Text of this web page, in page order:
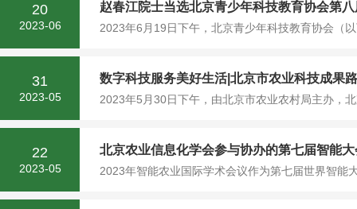
赵春江院士当选北京青少年科技教育协会第
2023年6月19日下午，北京青少年科技教育协会（
20
2023-06
数字科技服务美好生活|北京市农业科技成果
2023年5月30日下午，由北京市农业农村局主办，
31
2023-05
北京农业信息化学会参与协办的第七届智能
2023年智能农业国际学术会议作为第七届世界智
22
2023-05